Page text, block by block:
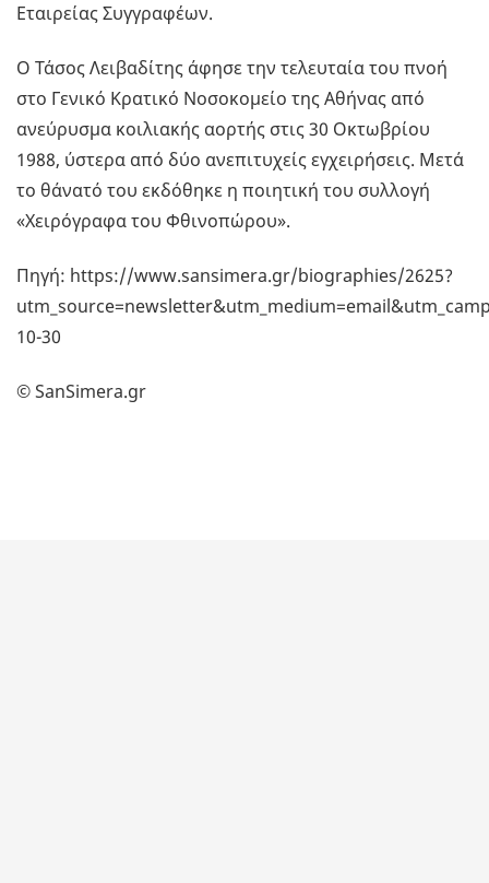
Εταιρείας Συγγραφέων.
Ο Τάσος Λειβαδίτης άφησε την τελευταία του πνοή
στο Γενικό Κρατικό Νοσοκομείο της Αθήνας από
ανεύρυσμα κοιλιακής αορτής στις 30 Οκτωβρίου
1988, ύστερα από δύο ανεπιτυχείς εγχειρήσεις. Μετά
το θάνατό του εκδόθηκε η ποιητική του συλλογή
«Χειρόγραφα του Φθινοπώρου».
Πηγή: https://www.sansimera.gr/biographies/2625?
10-30
© SanSimera.gr